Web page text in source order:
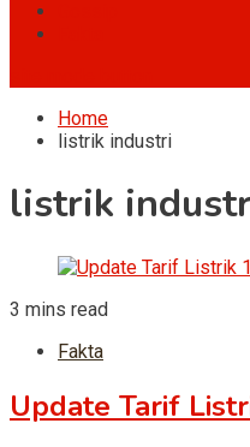
Home
listrik industri
listrik
3 mins read
Fakta
Update Tarif